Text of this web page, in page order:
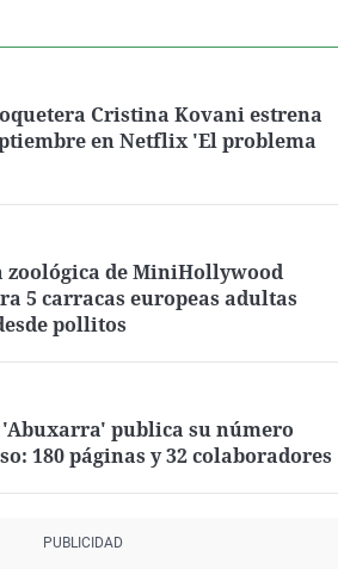
Cristina Kovani estrena
en Netflix 'El problema
zoológica de MiniHollywood
5 carracas europeas adultas
pollitos
publica su número
180 páginas y 32 colaboradores